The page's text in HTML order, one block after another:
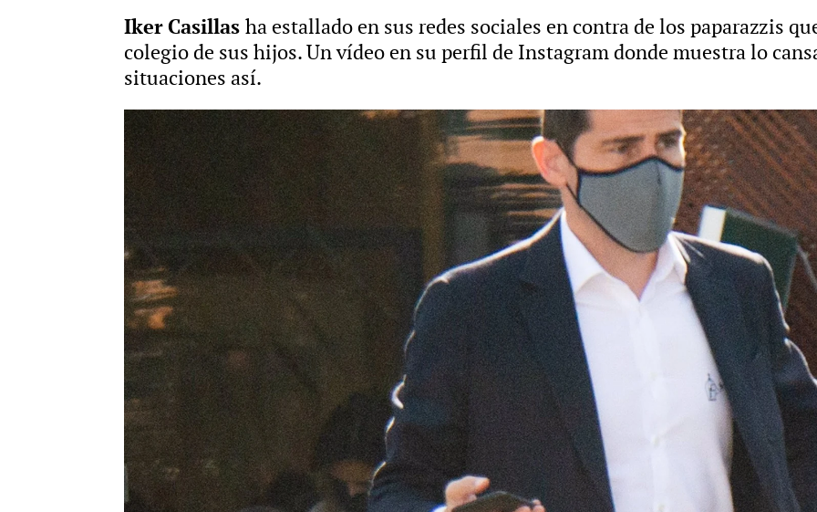
Iker Casillas ha estallado en sus redes sociales en contra de los paparazzis
colegio de sus hijos. Un vídeo en su perfil de Instagram donde muestra lo
situaciones así.
Celebrities.es Europa Press
Publicado: 23 de septiembre de 2021, 15:16 Facebook
X
Más información Iker Casillasestá viviendo un año completamente